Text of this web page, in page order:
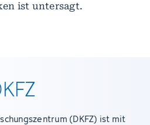
ist untersagt.
(DKFZ) ist mit